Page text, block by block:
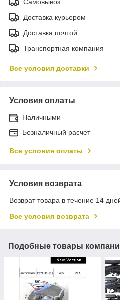
Доставка курьером
Доставка почтой
Транспортная компания
Все условия доставки
Условия оплаты
Наличными
Безналичный расчет
Все условия оплаты
Условия возврата
Возврат товара в течение 14
Все условия возврата
Подобные товары